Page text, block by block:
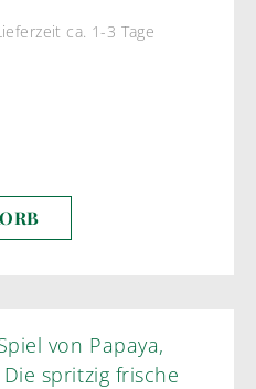
ca. 1-3 Tage
von Papaya,
spritzig frische